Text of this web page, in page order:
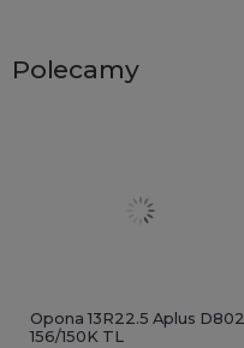
Polecamy
Opona 13R22.5 Aplus D802
156/150K TL